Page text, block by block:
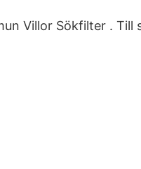
Villor Sökfilter . Till